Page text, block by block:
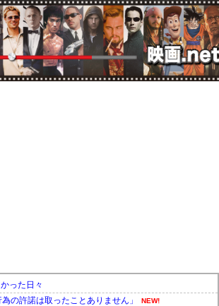
った日々
の許諾は取ったことありません」
NEW!